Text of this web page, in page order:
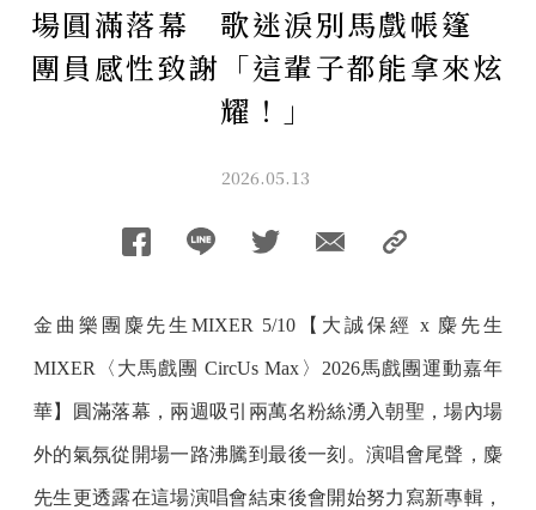
場圓滿落幕 歌迷淚別馬戲帳篷
團員感性致謝「這輩子都能拿來炫
耀！」
2026.05.13
金曲樂團麋先生MIXER 5/10【大誠保經 x 麋先生
MIXER〈大馬戲團 CircUs Max〉2026馬戲團運動嘉年
華】圓滿落幕，兩週吸引兩萬名粉絲湧入朝聖，場內場
外的氣氛從開場一路沸騰到最後一刻。演唱會尾聲，麋
先生更透露在這場演唱會結束後會開始努力寫新專輯，